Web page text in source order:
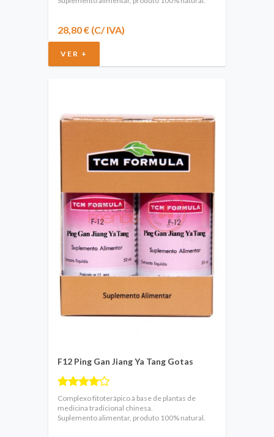
28,80 € (C/ IVA)
VER +
F12 Ping Gan Jiang Ya Tang Gotas
Complexo fitoterápico à base de plantas de
medicina tradicional chinesa.
Suplemento alimentar, produto 100% natural.